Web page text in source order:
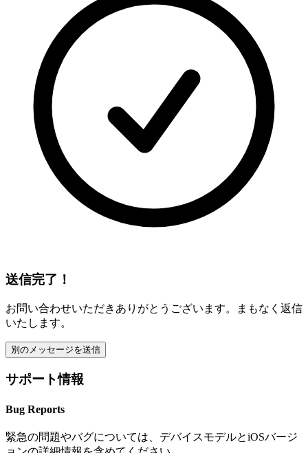
送信完了！
お問い合わせいただきありがとうございます。まもなく返信
いたします。
別のメッセージを送信
サポート情報
Bug Reports
緊急の問題やバグについては、デバイスモデルとiOSバージ